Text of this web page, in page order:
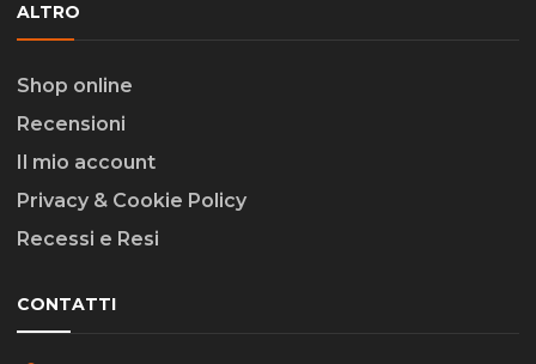
ALTRO
Shop online
Recensioni
Il mio account
Privacy & Cookie Policy
Recessi e Resi
CONTATTI